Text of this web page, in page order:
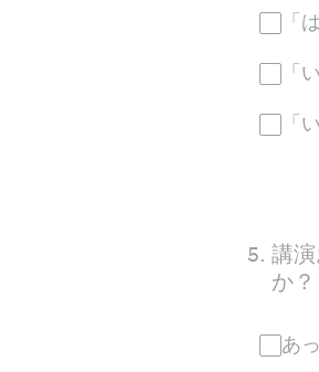
「
「
「
5. 講
か？
あ